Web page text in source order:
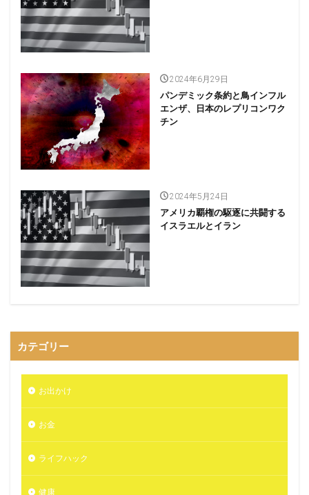
2024年6月29日
パンデミック条約と鳥インフル
エンザ、日本のレプリコンワク
チン
2024年5月24日
アメリカ覇権の駆逐に共闘する
イスラエルとイラン
カテゴリー
お出かけ
お金
ライフハック
健康